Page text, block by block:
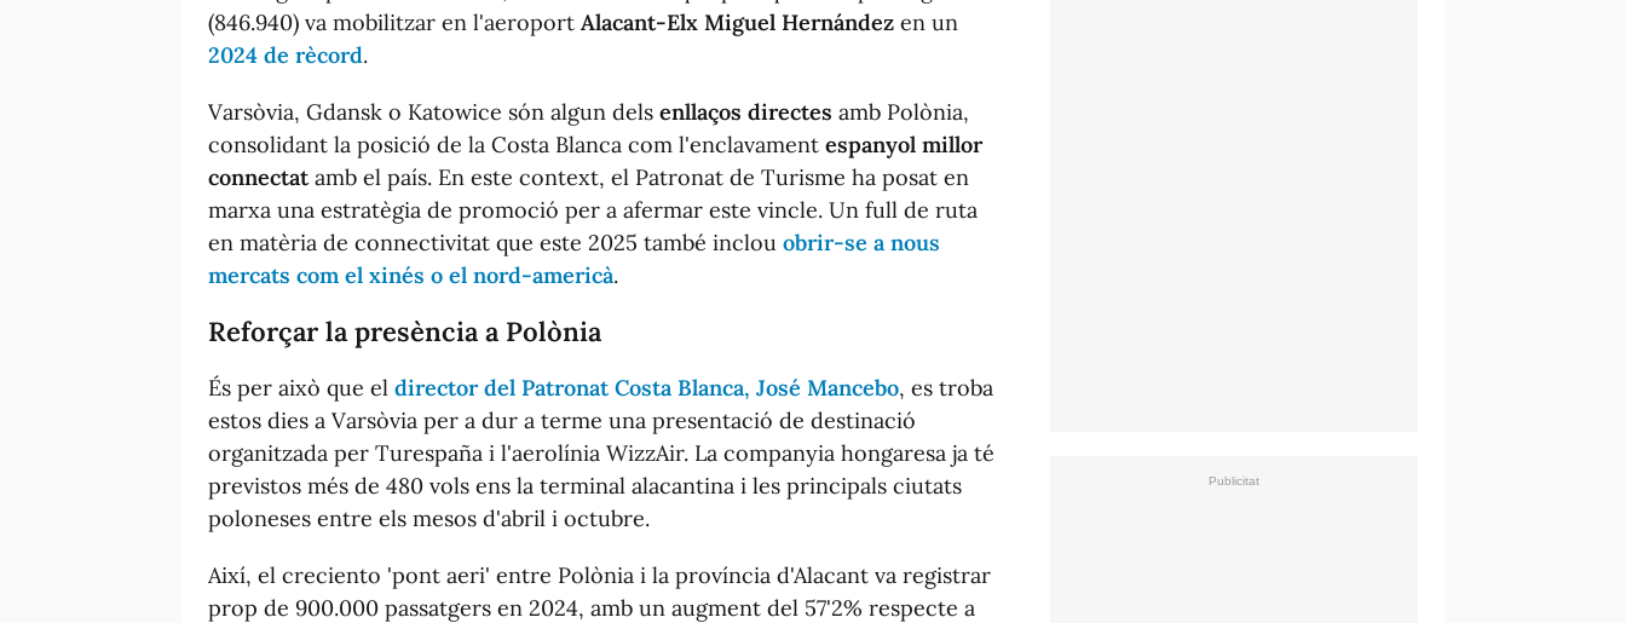
(846.940) va mobilitzar en l'aeroport Alacant-Elx Miguel Hernández en un
2024 de rècord.
Varsòvia, Gdansk o Katowice són algun dels enllaços directes amb Polònia,
consolidant la posició de la Costa Blanca com l'enclavament espanyol millor
connectatamb el país. En este context, el Patronat de Turisme ha posat en
marxa una estratègia de promoció per a afermar este vincle. Un full de ruta
en matèria de connectivitat que este 2025 també inclou obrir-se a nous
mercats com el xinés o el nord-americà.
Reforçar la presència a Polònia
És per això que el director del Patronat Costa Blanca, José Mancebo, es troba
estos dies a Varsòvia per a dur a terme una presentació de destinació
organitzada per Turespaña i l'aerolínia WizzAir. La companyia hongaresa ja té
previstos més de 480 vols ens la terminal alacantina i les principals ciutats
poloneses entre els mesos d'abril i octubre.
Així, el creciento 'pont aeri' entre Polònia i la província d'Alacant va registrar
prop de 900.000 passatgers en 2024, amb un augment del 57'2% respecte a